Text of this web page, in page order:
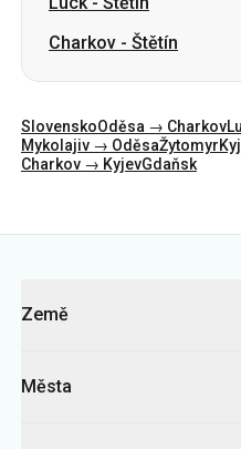
SlovenskoOděsa → Charkov
Mykolajiv → Oděsa
Charkov → KyjevGdaňsk
Kategorie